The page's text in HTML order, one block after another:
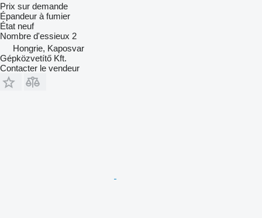
Prix sur demande
Épandeur à fumier
État neuf
Nombre d'essieux 2
Hongrie, Kaposvar
Gépközvetítő Kft.
Contacter le vendeur